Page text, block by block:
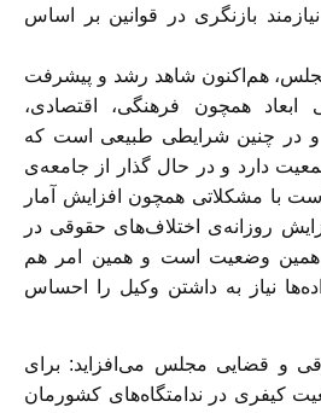
بازنگری در قوانین بر اساس
هم‌اکنون شاهد رشد و پیشرفت
همچون فرهنگی، اقتصادی،
و در چنین شرایطی طبیعی است که
میلیون جمعیت دارد و در حال‌ گذار از جامعه‌ی
با مشکلاتی همچون افزایش آمار
روزانه‌ی اختلاف‌های حقوقی در
همین وضعیت است و همین امر هم
نیاز به داشتن وکیل را احساس
و قضایی مجلس می‌افزاید: برای
کیفری در ندامتگاه‌های کشورمان